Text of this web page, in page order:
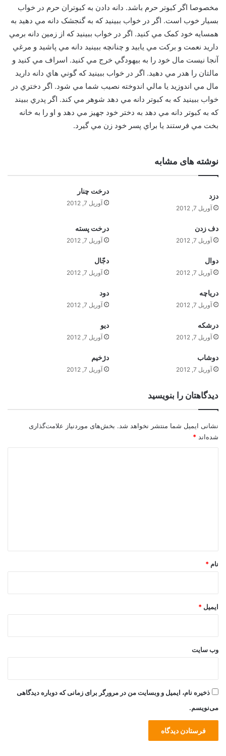
مخصوصا اگر کبوتر حرم باشد. دانه دادن به کبوتران حرم در خواب
بسيار خوب است. اگر در خواب ببينيد که به گنجشک دانه مي دهيد به
همسايه خود کمک مي کنيد. اگر در خواب ببينيد که از زمين دانه برمي
داريد نعمت و برکت مي يابيد و چنانچه ببينيد دانه مي پاشيد و مرغي
آنجا نيست مال خود را به بيهودگي خرج مي کنيد. اسراف مي کنيد و
مالتان را هدر مي دهيد. اگر در خواب ببينيد که گوني هاي دانه داريد
مال مي اندوزيد يا مالي اندوخته نصيب شما مي شود. اگر دختري در
خواب ببينيد که به کبوتر دانه مي دهد شوهر مي کند. اگر پدري ببيند
که به کبوتر دانه مي دهد به دختر خود جهيز مي دهد و او را به خانه
بخت مي فرستند يا براي پسر خود زن مي گيرد.
نوشته های مشابه
دزد
آوریل 7, 2012
درخت چنار
آوریل 7, 2012
دف زدن
آوریل 7, 2012
درخت پسته
آوریل 7, 2012
دوال
آوریل 7, 2012
دجّال
آوریل 7, 2012
درياچه
آوریل 7, 2012
دود
آوریل 7, 2012
درشکه
آوریل 7, 2012
ديو
آوریل 7, 2012
دوشاب
آوریل 7, 2012
دژخيم
آوریل 7, 2012
دیدگاهتان را بنویسید
نشانی ایمیل شما منتشر نخواهد شد. بخش‌های موردنیاز علامت‌گذاری
شده‌اند *
نام *
ایمیل *
وب‌ سایت
ذخیره نام، ایمیل و وبسایت من در مرورگر برای زمانی که دوباره دیدگاهی
می‌نویسم.